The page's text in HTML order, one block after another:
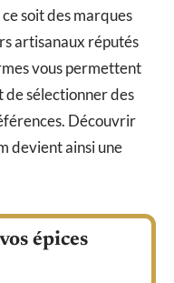
soit des marques
artisanaux réputés
vous permettent
de sélectionner des
Découvrir
devient ainsi une
épices